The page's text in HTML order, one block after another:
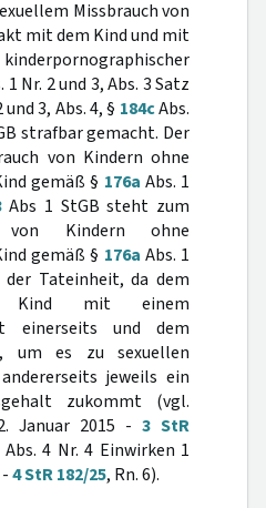
Missbrauch von
mit dem Kind und mit
1 Nr. 2 und 3, Abs. 3 Satz
3, Abs. 4, § 184cAbs.
strafbar gemacht. Der
von Kindern ohne
gemäß § 176a Abs. 1
Abs 1 StGB steht zum
von Kindern ohne
gemäß § 176a Abs. 1
Tateinheit, da dem
Kind mit einem
einerseits und dem
um es zu sexuellen
jeweils ein
zukommt (vgl.
Januar 2015 - 3 StR
4 Nr. 4 Einwirken 1
4 StR 182/25, Rn. 6).